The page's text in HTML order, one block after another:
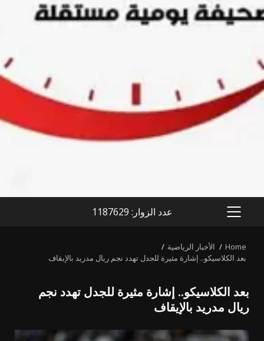
PRIMARY
عدد الزوار: 1187629
Home
الأخبار الرياضية
بعد الكلاسيكو.. إشارة مثيرة للجدل تهدد نجم ريال مدريد بالإيقاف
بعد الكلاسيكو.. إشارة مثيرة للجدل تهدد نجم
ريال مدريد بالإيقاف